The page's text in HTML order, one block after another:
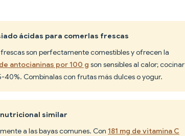
ácidas para comerlas frescas
son perfectamente comestibles y ofrecen la
antocianinas por 100 g son sensibles al calor; cocinar
Combínalas con frutas más dulces o yogur.
nutricional similar
a las bayas comunes. Con 181 mg de vitamina C